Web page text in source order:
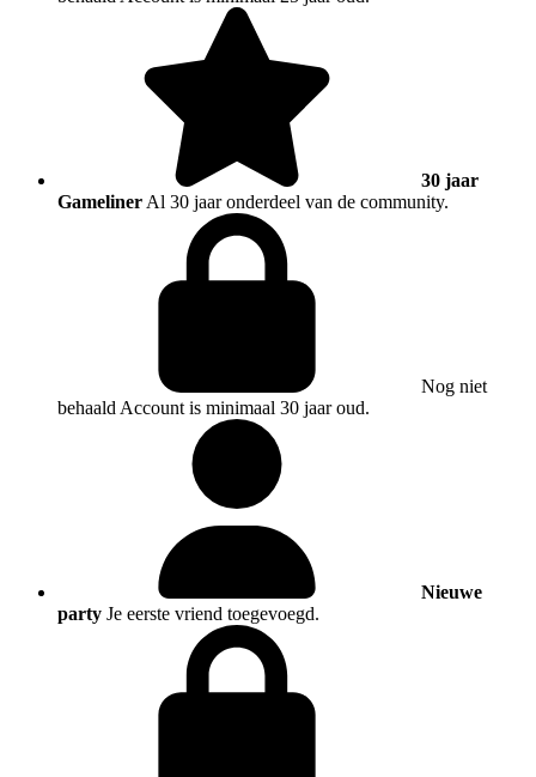
30 jaar
Gameliner Al 30 jaar onderdeel van de community.
Nog niet
behaald Account is minimaal 30 jaar oud.
Nieuwe
party Je eerste vriend toegevoegd.